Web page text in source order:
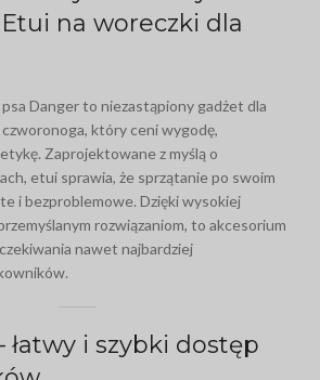
na woreczki dla
Danger to niezastąpiony gadżet dla
czworonoga, który ceni wygodę,
Zaprojektowane z myślą o
etui sprawia, że sprzątanie po swoim
i bezproblemowe. Dzięki wysokiej
rozwiązaniom, to akcesorium
nawet najbardziej
łatwy i szybki dostęp